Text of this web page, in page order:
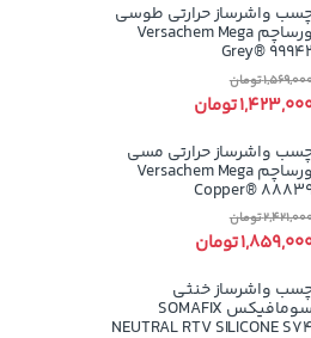
واشرساز حرارتی طوسی
ورساچم Versachem Mega
Grey® 99942
تومان
تومان
واشرساز حرارتی مسی
ورساچم Versachem Mega
Copper®
تومان
تومان
واشرساز خنثی
سومافیکس SOMAFIX
NEUTRAL RTV SILICONE S74